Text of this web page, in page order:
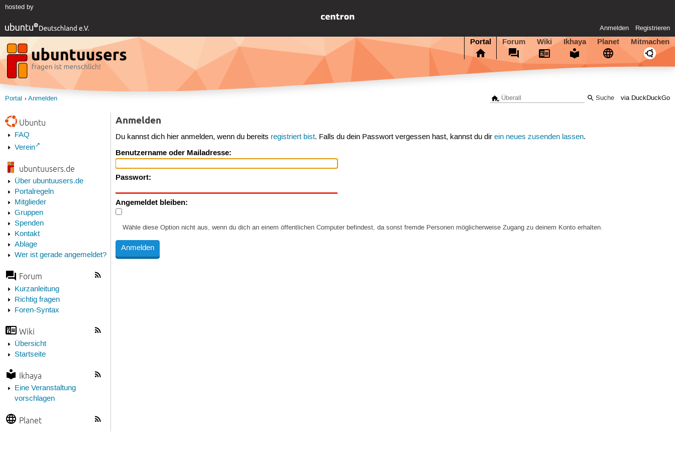
hosted by
Anmelden Registrieren
Portal Forum Wiki Ikhaya Planet Mitmachen
via DuckDuckGo
Portal Anmelden
Ubuntu
FAQ
Verein
ubuntuusers.de
Über ubuntuusers.de
Portalregeln
Mitglieder
Gruppen
Spenden
Kontakt
Ablage
Wer ist gerade angemeldet?
Forum
Kurzanleitung
Richtig fragen
Foren-Syntax
Wiki
Übersicht
Startseite
Ikhaya
Eine Veranstaltung
vorschlagen
Planet
Anmelden
Du kannst dich hier anmelden, wenn du bereits registriert bist. Falls du dein Passwort vergessen hast, kannst du direin neues zusenden lassen.
Benutzername oder Mailadresse:
Passwort:
Angemeldet bleiben:
Wähle diese Option nicht aus, wenn du dich an einem öffentlichen Computer befindest, da sonst fremde Personen möglicherweise Zugang zu deinem Konto erhalten.